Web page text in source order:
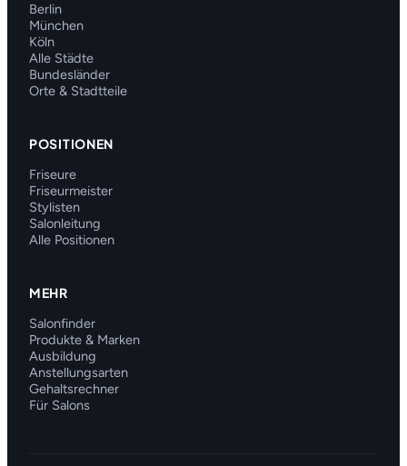
Berlin
München
Köln
Alle Städte
Bundesländer
Orte & Stadtteile
POSITIONEN
Friseure
Friseurmeister
Stylisten
Salonleitung
Alle Positionen
MEHR
Salonfinder
Produkte & Marken
Ausbildung
Anstellungsarten
Gehaltsrechner
Für Salons